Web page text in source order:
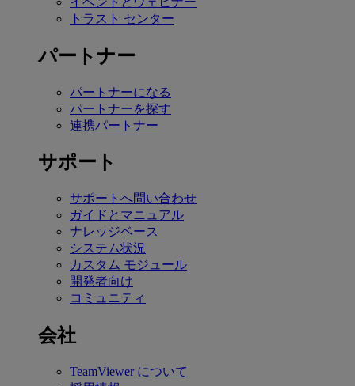
トラスト センター
パートナー
パートナーになる
パートナーを探す
連携パートナー
サポート
サポートへ問い合わせ
ガイドとマニュアル
ナレッジベース
システム状況
カスタム モジュール
開発者向け
コミュニティ
会社
TeamViewer について